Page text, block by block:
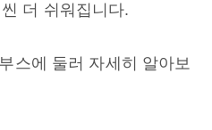
더 쉬워집니다.
스에 둘러 자세히 알아보